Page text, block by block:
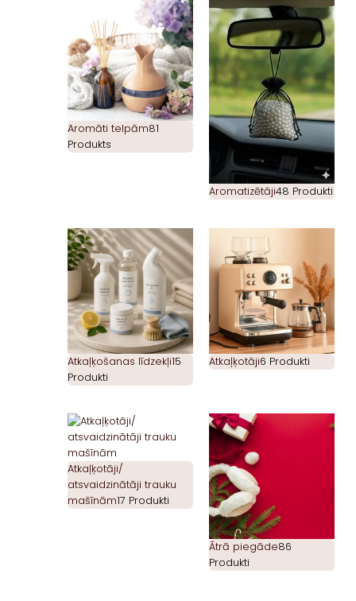
Aromāti telpām81
Produkts
Aromatizētāji48 Produkti
Atkaļķošanas līdzekļi15
Produkti
Atkaļķotāji6 Produkti
Atkaļķotāji/
atsvaidzinātāji trauku
mašīnām17 Produkti
Ātrā piegāde86
Produkti